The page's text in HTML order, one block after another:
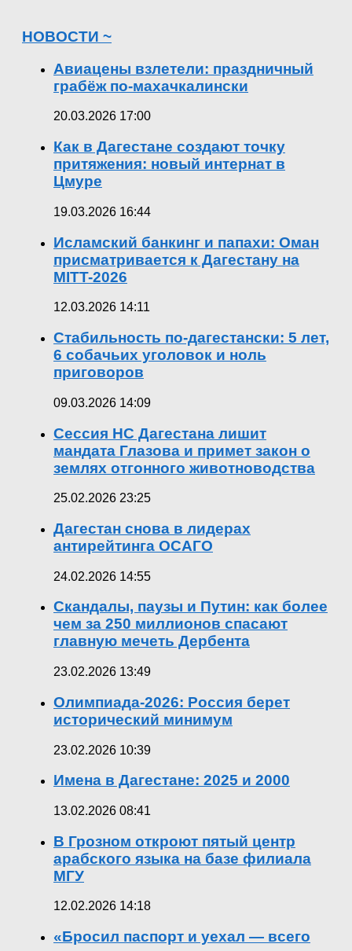
НОВОСТИ ~
Авиацены взлетели: праздничный
грабёж по-махачкалински
20.03.2026 17:00
Как в Дагестане создают точку
притяжения: новый интернат в
Цмуре
19.03.2026 16:44
Исламский банкинг и папахи: Оман
присматривается к Дагестану на
MITT-2026
12.03.2026 14:11
Стабильность по-дагестански: 5 лет,
6 собачьих уголовок и ноль
приговоров
09.03.2026 14:09
Сессия НС Дагестана лишит
мандата Глазова и примет закон о
землях отгонного животноводства
25.02.2026 23:25
Дагестан снова в лидерах
антирейтинга ОСАГО
24.02.2026 14:55
Скандалы, паузы и Путин: как более
чем за 250 миллионов спасают
главную мечеть Дербента
23.02.2026 13:49
Олимпиада-2026: Россия берет
исторический минимум
23.02.2026 10:39
Имена в Дагестане: 2025 и 2000
13.02.2026 08:41
В Грозном откроют пятый центр
арабского языка на базе филиала
МГУ
12.02.2026 14:18
«Бросил паспорт и уехал — всего